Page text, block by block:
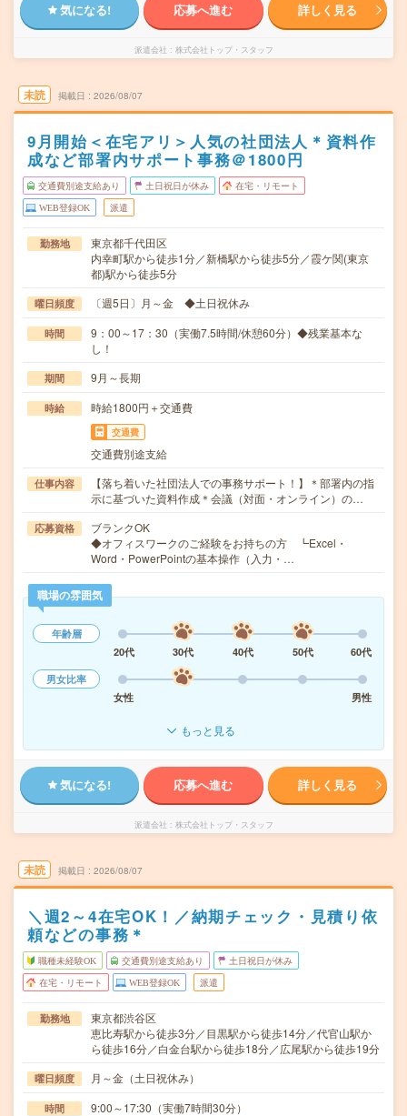
気になる! 応募へ進む 詳しく見る
派遣会社 株式会社トップ・スタッフ
未読 掲載日 2026/08/07
9月開始＜在宅アリ＞人気の社団法人＊資料作
成など部署内サポート事務＠1800円
交通費別途支給あり 土日祝日が休み 在宅・リモート
WEB登録OK 派遣
勤務地
東京都千代田区
内幸町駅から徒歩1分／新橋駅から徒歩5分／霞ケ関(東京
都)駅から徒歩5分
曜日頻度 〔週5日〕月～金 ◆土日祝休み
時間
9：00～17：30（実働7.5時間/休憩60分）◆残業基本な
し！
期間 9月～長期
時給 時給1800円＋交通費
交通費
交通費別途支給
仕事内容
【落ち着いた社団法人での事務サポート！】＊部署内の指
示に基づいた資料作成＊会議（対面・オンライン）の…
応募資格
ブランクOK
◆オフィスワークのご経験をお持ちの方 ┗Excel・
Word・PowerPointの基本操作（入力・…
職場の雰囲気
年齢層
20代
30代 40代 50代
60代
男女比率
女性
男性
もっと見る
気になる! 応募へ進む 詳しく見る
派遣会社 株式会社トップ・スタッフ
未読 掲載日 2026/08/07
＼週2～4在宅OK！／納期チェック・見積り依
頼などの事務＊
職種未経験OK 交通費別途支給あり 土日祝日が休み
在宅・リモート WEB登録OK 派遣
勤務地
東京都渋谷区
恵比寿駅から徒歩3分／目黒駅から徒歩14分／代官山駅か
ら徒歩16分／白金台駅から徒歩18分／広尾駅から徒歩19分
曜日頻度 月～金（土日祝休み）
時間 9:00～17:30（実働7時間30分）